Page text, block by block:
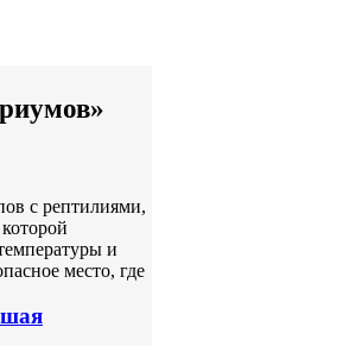
с рептилиями,
и
место, где